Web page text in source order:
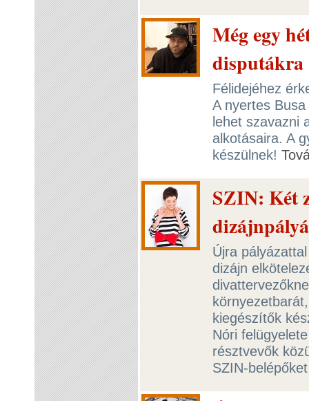
Még egy
disputákra
Félidejéhez
A nyertes
lehet szavazni
alkotásaira. A
készülnek!
SZIN: Két
Újra
dizájn
kiegészítők
Nóri
résztvevők
SZIN-